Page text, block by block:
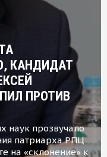
КАНДИДАТ
ПРОТИВ
наук прозвучало
патриарха РПЦ
на «склонение» к